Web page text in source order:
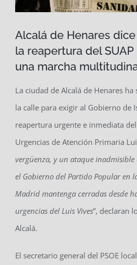
Alcalá de Henares
la reapertura del
una marcha
La ciudad de Alcalá de Henares
la calle para exigir al Gobierno de
reapertura urgente e inmediata
Urgencias de Atención Primaria
vergüenza, y un ataque
el Gobierno del Partido Popular en
Madrid mantenga cerradas desde
urgencias del Luis Vives”, declaran
Alcalá.
El secretario general del PSOE